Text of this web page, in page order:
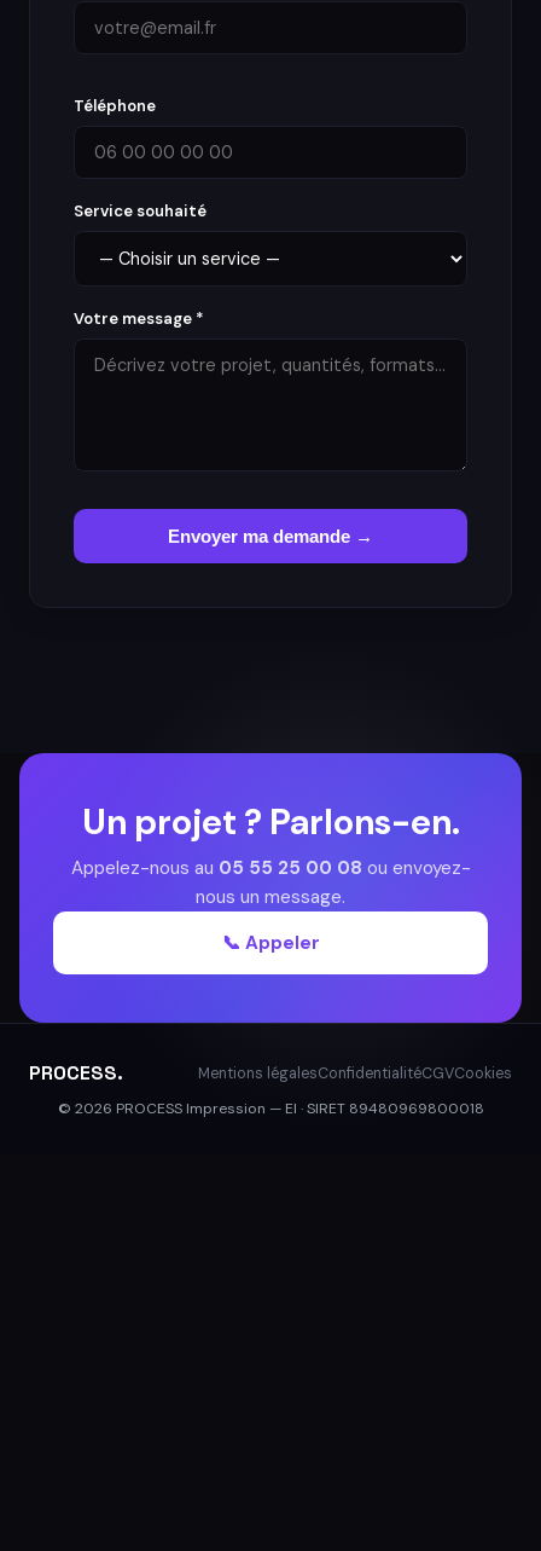
Téléphone
Service souhaité
Votre message *
Envoyer ma demande →
Un projet ? Parlons-en.
Appelez-nous au 05 55 25 00 08 ou envoyez-
nous un message.
📞 Appeler
PROCESS. Mentions légalesConfidentialitéCGVCookies
© 2026 PROCESS Impression — EI · SIRET 89480969800018